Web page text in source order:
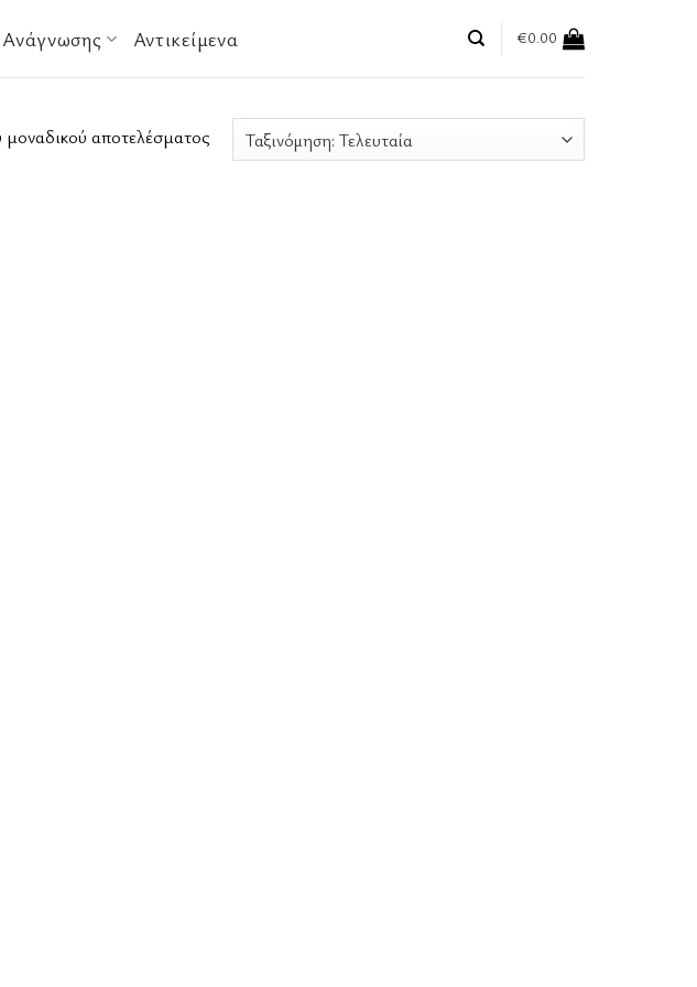
Αντικείμενα €0.00
αποτελέσματος